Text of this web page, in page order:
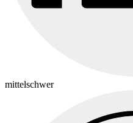
mittelschwer